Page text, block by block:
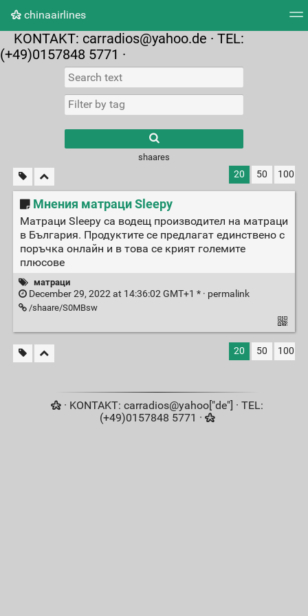
chinaairlines
Tag cloud Picture wall Daily RSS Feed
KONTAKT: carradios@yahoo.de · TEL:
(+49)0157848 5771 ·
shaares
20 50 100
Мнения матраци Sleepy
Матраци Sleepy са водещ производител на матраци
в България. Продуктите се предлагат единствено с
поръчка онлайн и в това се крият големите
плюсове
матраци
December 29, 2022 at 14:36:02 GMT+1 * · permalink
/shaare/S0MBsw
20 50 100
· KONTAKT: carradios@yahoo["de"] · TEL:
(+49)0157848 5771 ·